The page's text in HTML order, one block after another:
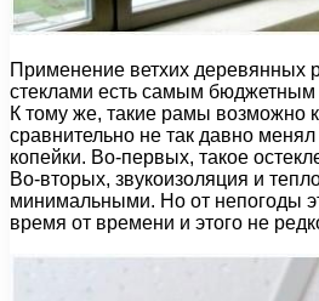
Применение ветхих деревянных
стеклами есть самым бюджетным
К тому же, такие рамы возможно
сравнительно не так давно менял
копейки. Во-первых, такое
Во-вторых, звукоизоляция и
минимальными. Но от непогоды
время от времени и этого не